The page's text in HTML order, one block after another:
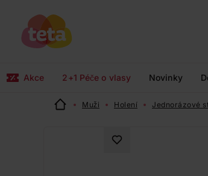
Akce 2+1 Péče o vlasy Novinky
Muži Holení Jednorázové